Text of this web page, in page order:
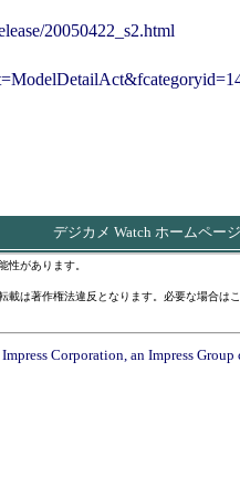
20050422_s2.html
デジカメ Watch ホームページ
性があります。
は著作権法違反となります。必要な場合
Corporation, an Impress Group